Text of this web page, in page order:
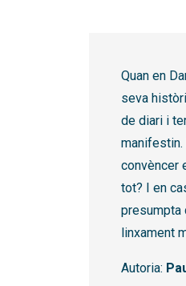
Quan en
seva
de diari i
manifestin.
convèncer
tot? I en
presumpta
linxament
Autoria: